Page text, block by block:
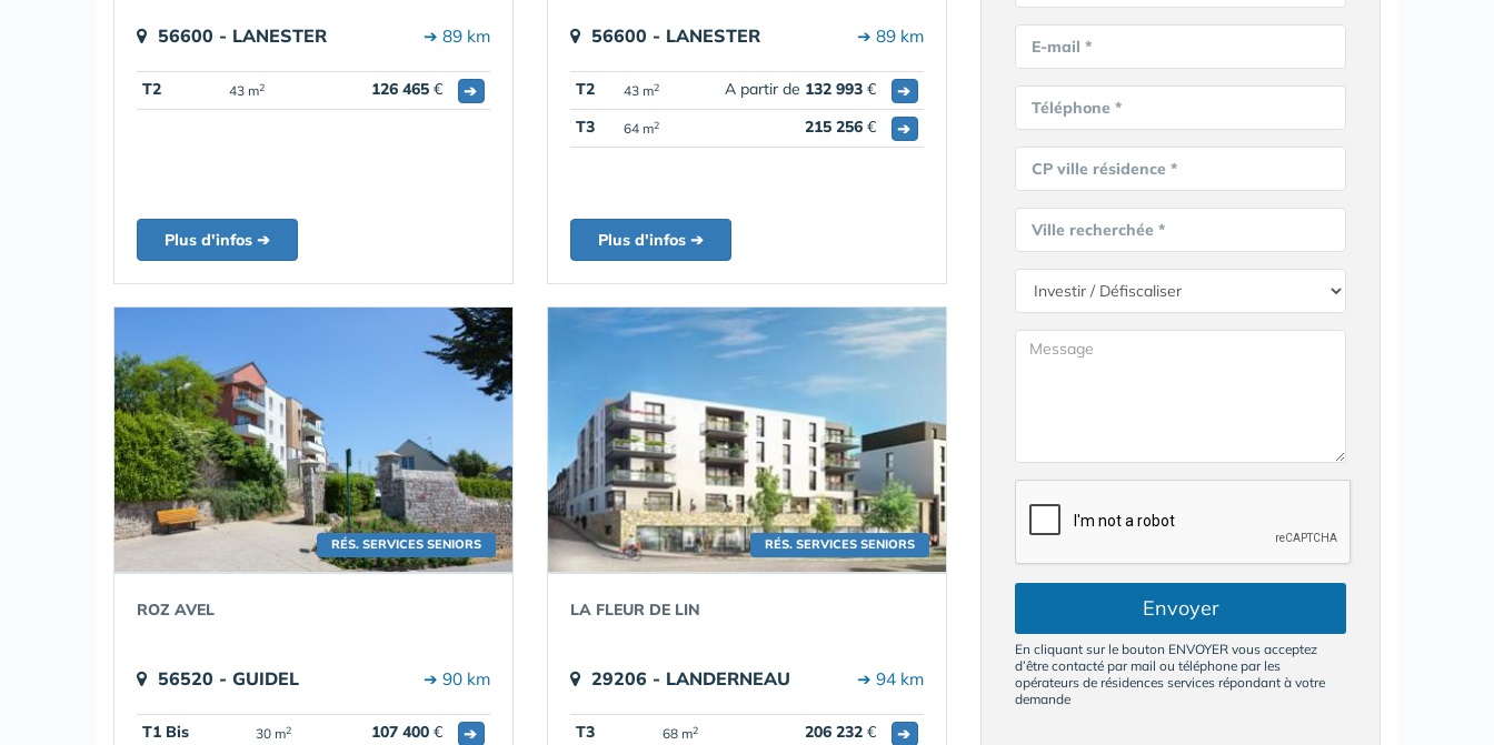
56600 - LANESTER ➔ 89 km
T2 43 m2 126 465 € ➔
Plus d'infos ➔
56600 - LANESTER ➔ 89 km
T2 43 m2 A partir de 132 993 €
➔
T3
64 m2 215 256 € ➔
Plus d'infos ➔
RÉS. SERVICES SENIORS
ROZ AVEL
56520 - GUIDEL ➔ 90 km
T1 Bis 30 m2 107 400 € ➔
RÉS. SERVICES SENIORS
LA FLEUR DE LIN
29206 - LANDERNEAU ➔ 94 km
T3 68 m2 206 232 € ➔
E-mail *
Téléphone *
CP ville résidence *
Ville recherchée *
Envoyer
En cliquant sur le bouton ENVOYER vous acceptez
d’être contacté par mail ou téléphone par les
opérateurs de résidences services répondant à votre
demande